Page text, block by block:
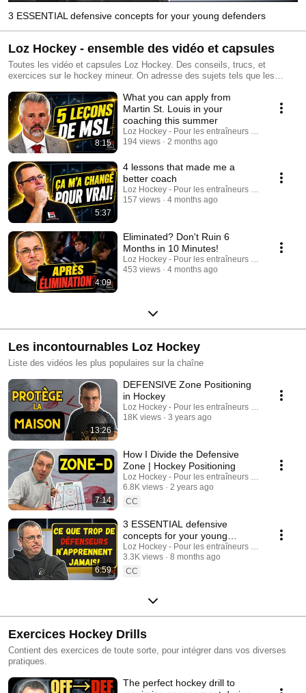
3 ESSENTIAL defensive concepts for your young defenders
Loz Hockey - ensemble des vidéo et capsules
Toutes les vidéo et capsules Loz Hockey. Des conseils, trucs, et
exercices sur le hockey mineur. On adresse des sujets tels que les
et du leadership, pour nommer que ceux là.
8:15
What you can apply from
Martin St. Louis in your
coaching this summer
Loz Hockey - Pour les entraîneurs au hockey
194 views
2 months ago
5:37
4 lessons that made me a
better coach
Loz Hockey - Pour les entraîneurs au hockey
157 views
4 months ago
4:09
Eliminated? Don't Ruin 6
Months in 10 Minutes!
Loz Hockey - Pour les entraîneurs au hockey
453 views
4 months ago
Les incontournables Loz Hockey
Liste des vidéos les plus populaires sur la chaîne
13:26
DEFENSIVE Zone Positioning
in Hockey
Loz Hockey - Pour les entraîneurs au hockey
18K views
3 years ago
7:14
How I Divide the Defensive
Zone | Hockey Positioning
Loz Hockey - Pour les entraîneurs au hockey
6.8K views
2 years ago
CC
6:59
3 ESSENTIAL defensive
concepts for your young
defenders
Loz Hockey - Pour les entraîneurs au hockey
3.3K views
8 months ago
CC
Exercices Hockey Drills
Contient des exercices de toute sorte, pour intégrer dans vos diverses
pratiques.
The perfect hockey drill to